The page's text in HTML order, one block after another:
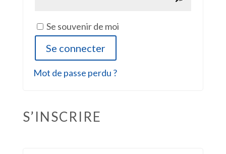
Se souvenir de moi
Se connecter
Mot de passe perdu ?
S’INSCRIRE